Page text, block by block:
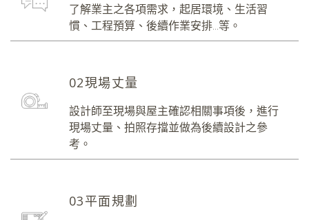
了解業主之各項需求，起居環境、生活習
慣、工程預算、後續作業安排...等。
02現場丈量
設計師至現場與屋主確認相關事項後，進行
現場丈量、拍照存擋並做為後續設計之參
考。
03平面規劃